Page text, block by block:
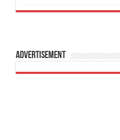
Advertisement